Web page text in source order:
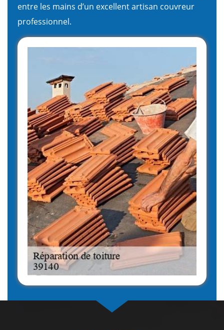
entre les mains d’un excellent artisan couvreur
professionnel.